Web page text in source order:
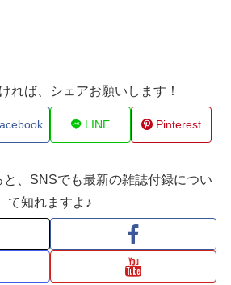
れば、シェアお願いします！
LINE Pinterest
、SNSでも最新の雑誌付録につい
て知れますよ♪